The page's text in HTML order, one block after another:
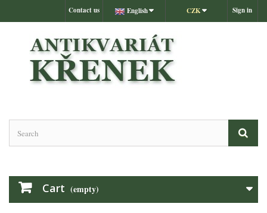
Sign in
CZK
English
Contact us
Cart (empty)